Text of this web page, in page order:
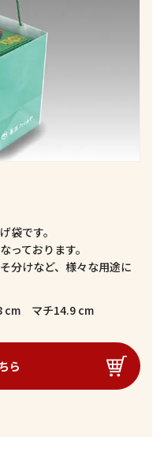
袋です。
っております。
分けなど、様々な用途に
cm マチ14.9 cm
ら